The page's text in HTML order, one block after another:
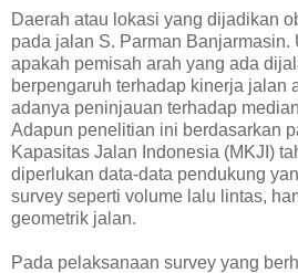
Daerah atau lokasi yang dijadikan
pada jalan S. Parman Banjarmasin.
apakah pemisah arah yang ada
berpengaruh terhadap kinerja jalan
adanya peninjauan terhadap
Adapun penelitian ini berdasarkan
Kapasitas Jalan Indonesia (MKJI)
diperlukan data-data pendukung
survey seperti volume lalu lintas,
geometrik jalan.
Pada pelaksanaan survey yang